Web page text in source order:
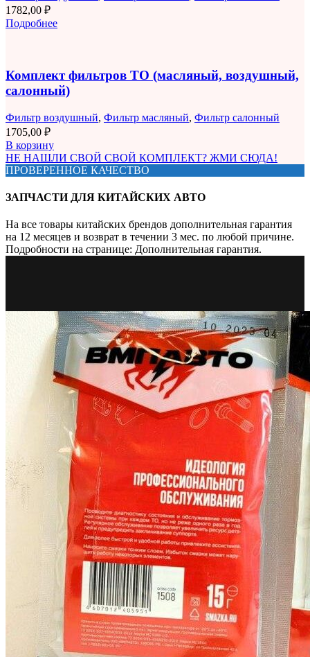
1782,00 ₽
Подробнее
Комплект фильтров ТО (масляный, воздушный,
салонный)
Фильтр воздушный, Фильтр масляный, Фильтр салонный
1705,00 ₽
В корзину
НЕ НАШЛИ СВОЙ СВОЙ КОМПЛЕКТ? ЖМИ СЮДА!
ПРОВЕРЕННОЕ КАЧЕСТВО
ЗАПЧАСТИ ДЛЯ КИТАЙСКИХ АВТО
На все товары китайских брендов дополнительная гарантия
на 12 месяцев и возврат в течении 3 мес. по любой причине.
Подробности на странице: Дополнительная гарантия.